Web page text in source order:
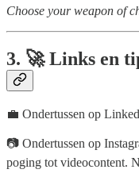
Choose your weapon of
3. 🚀 Links en
💼 Ondertussen op
📷 Ondertussen op
poging tot videocontent.